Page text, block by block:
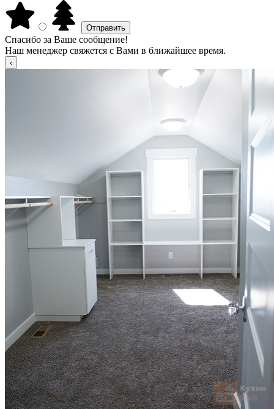
Спасибо за Ваше сообщение!
Наш менеджер свяжется с Вами в ближайшее время.